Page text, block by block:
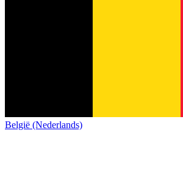
België (Nederlands)